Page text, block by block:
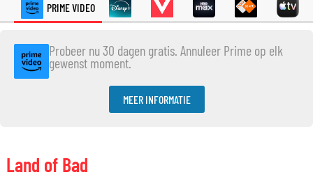
PRIME VIDEO
Probeer nu 30 dagen gratis. Annuleer Prime op elk
gewenst moment.
MEER INFORMATIE
Land of Bad